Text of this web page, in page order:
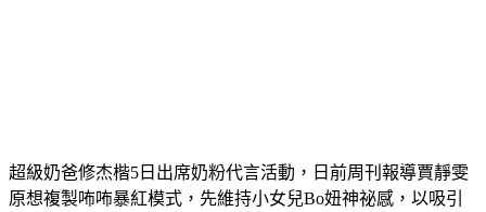
超級奶爸修杰楷5日出席奶粉代言活動，日前周刊報導賈靜雯
原想複製咘咘暴紅模式，先維持小女兒Bo妞神祕感，以吸引